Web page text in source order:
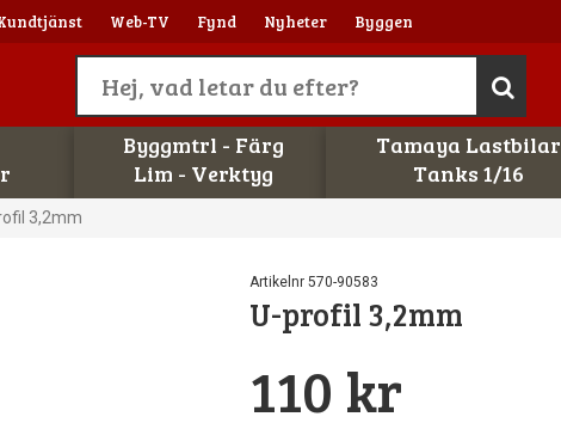
Web-TV Fynd Nyheter Byggen
Byggmtrl - Färg
Lim - Verktyg
Tamaya Lastbilar
Tanks 1/16
3,2mm
Artikelnr 570-90583
U-profil 3,2mm
110 kr